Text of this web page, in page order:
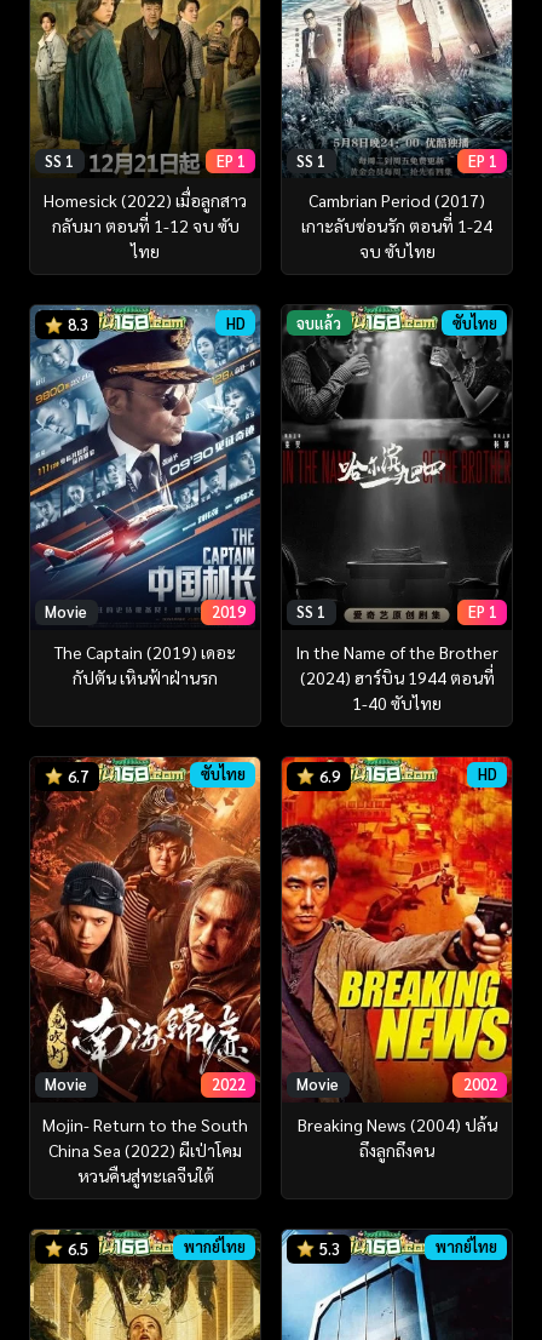
SS 1 EP 1
Homesick (2022) เมื่อลูกสาว
กลับมา ตอนที่ 1-12 จบ ซับ
ไทย
SS 1 EP 1
Cambrian Period (2017)
เกาะลับซ่อนรัก ตอนที่ 1-24
จบ ซับไทย
8.3 HD
Movie 2019
The Captain (2019) เดอะ
กัปตัน เหินฟ้าฝ่านรก
จบแล้ว ซับไทย
SS 1 EP 1
In the Name of the Brother
(2024) ฮาร์บิน 1944 ตอนที่
1-40 ซับไทย
6.7 ซับไทย
Movie 2022
Mojin- Return to the South
China Sea (2022) ผีเป่าโคม
หวนคืนสู่ทะเลจีนใต้
6.9 HD
Movie 2002
Breaking News (2004) ปล้น
ถึงลูกถึงคน
6.5 พากย์ไทย 5.3 พากย์ไทย